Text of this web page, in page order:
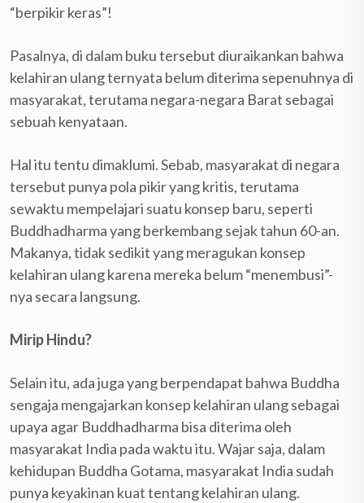
“berpikir keras”!
Pasalnya, di dalam buku tersebut diuraikankan bahwa
kelahiran ulang ternyata belum diterima sepenuhnya di
masyarakat, terutama negara-negara Barat sebagai
sebuah kenyataan.
Hal itu tentu dimaklumi. Sebab, masyarakat di negara
tersebut punya pola pikir yang kritis, terutama
sewaktu mempelajari suatu konsep baru, seperti
Buddhadharma yang berkembang sejak tahun 60-an.
Makanya, tidak sedikit yang meragukan konsep
kelahiran ulang karena mereka belum “menembusi”-
nya secara langsung.
Mirip Hindu?
Selain itu, ada juga yang berpendapat bahwa Buddha
sengaja mengajarkan konsep kelahiran ulang sebagai
upaya agar Buddhadharma bisa diterima oleh
masyarakat India pada waktu itu. Wajar saja, dalam
kehidupan Buddha Gotama, masyarakat India sudah
punya keyakinan kuat tentang kelahiran ulang.